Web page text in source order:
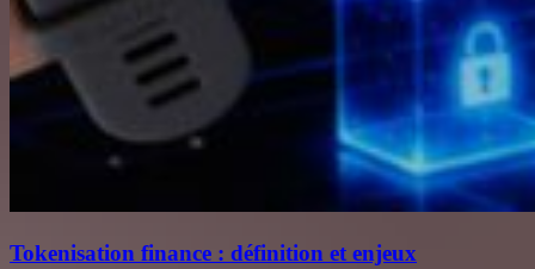
Tokenisation finance : définition et enjeux